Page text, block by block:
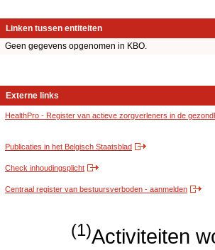
Linken tussen entiteiten
Geen gegevens opgenomen in KBO.
Externe links
HealthPro - Register van actieve zorgverleners in de
Publicaties in het Belgisch Staatsblad
Check inhoudingsplicht
Centraal register van bestuursverboden - aanmelden
(1)Activiteiten